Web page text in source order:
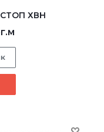
ХВН